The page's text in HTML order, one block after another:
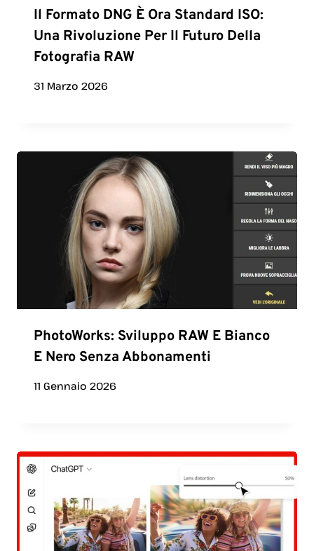
Il Formato DNG È Ora Standard ISO:
Una Rivoluzione Per Il Futuro Della
Fotografia RAW
31 Marzo 2026
PhotoWorks: Sviluppo RAW E Bianco
E Nero Senza Abbonamenti
11 Gennaio 2026